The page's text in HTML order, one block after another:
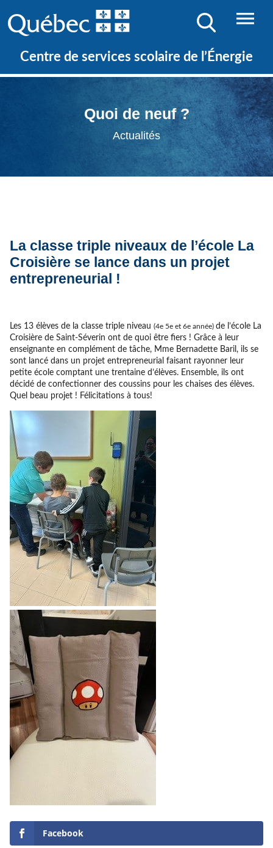
Centre de services scolaire de l’Énergie
Quoi de neuf ?
Actualités
La classe triple niveaux de l’école La
Croisière se lance dans un projet
entrepreneurial !
Les 13 élèves de la classe triple niveau (4e 5e et 6e année) de l’école La
Croisière de Saint-Séverin ont de quoi être fiers ! Grâce à leur
enseignante en complément de tâche, Mme Bernadette Baril, ils se
sont lancé dans un projet entrepreneurial faisant rayonner leur
petite école comptant une trentaine d’élèves. Ensemble, ils ont
décidé de confectionner des coussins pour les chaises des élèves.
Quel beau projet ! Félicitations à tous!
Facebook